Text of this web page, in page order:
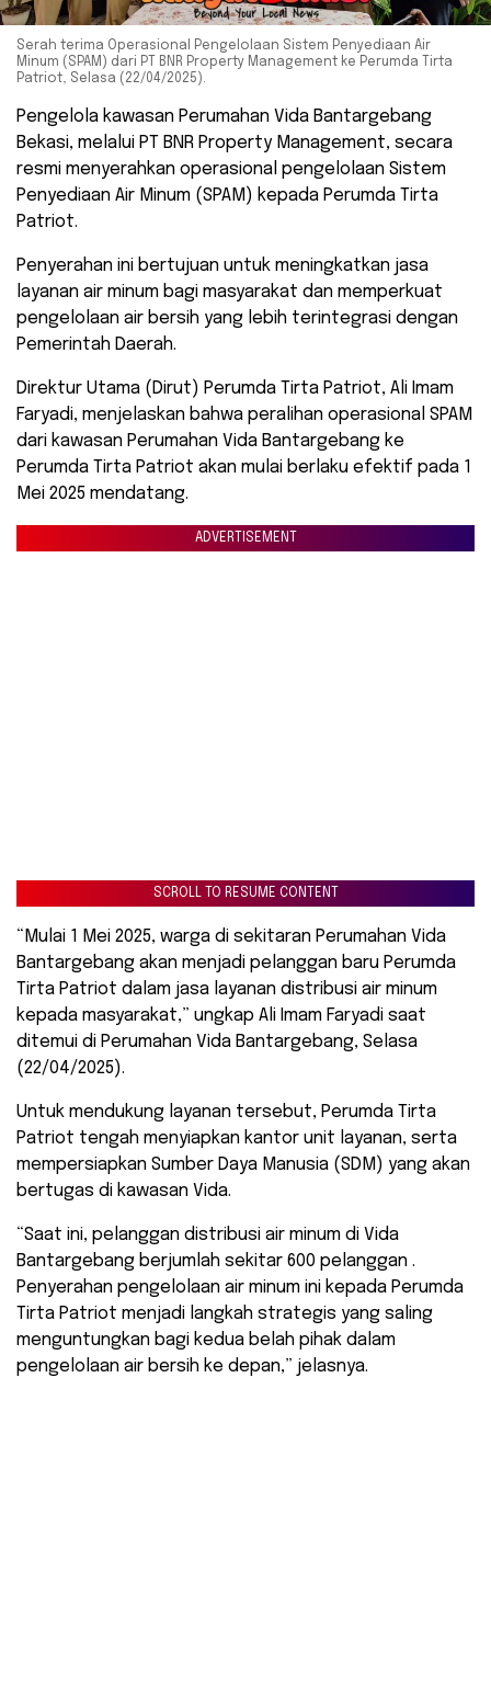
Serah terima Operasional Pengelolaan Sistem Penyediaan Air
Minum (SPAM) dari PT BNR Property Management ke Perumda Tirta
Patriot, Selasa (22/04/2025).
Pengelola kawasan Perumahan Vida Bantargebang
Bekasi, melalui PT BNR Property Management, secara
resmi menyerahkan operasional pengelolaan Sistem
Penyediaan Air Minum (SPAM) kepada Perumda Tirta
Patriot.
Penyerahan ini bertujuan untuk meningkatkan jasa
layanan air minum bagi masyarakat dan memperkuat
pengelolaan air bersih yang lebih terintegrasi dengan
Pemerintah Daerah.
Direktur Utama (Dirut) Perumda Tirta Patriot, Ali Imam
Faryadi, menjelaskan bahwa peralihan operasional SPAM
dari kawasan Perumahan Vida Bantargebang ke
Perumda Tirta Patriot akan mulai berlaku efektif pada 1
Mei 2025 mendatang.
ADVERTISEMENT
SCROLL TO RESUME CONTENT
“Mulai 1 Mei 2025, warga di sekitaran Perumahan Vida
Bantargebang akan menjadi pelanggan baru Perumda
Tirta Patriot dalam jasa layanan distribusi air minum
kepada masyarakat,” ungkap Ali Imam Faryadi saat
ditemui di Perumahan Vida Bantargebang, Selasa
(22/04/2025).
Untuk mendukung layanan tersebut, Perumda Tirta
Patriot tengah menyiapkan kantor unit layanan, serta
mempersiapkan Sumber Daya Manusia (SDM) yang akan
bertugas di kawasan Vida.
“Saat ini, pelanggan distribusi air minum di Vida
Bantargebang berjumlah sekitar 600 pelanggan .
Penyerahan pengelolaan air minum ini kepada Perumda
Tirta Patriot menjadi langkah strategis yang saling
menguntungkan bagi kedua belah pihak dalam
pengelolaan air bersih ke depan,” jelasnya.